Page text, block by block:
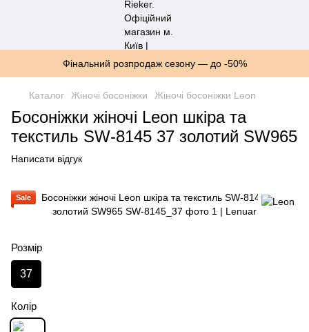
Фінальний розпродаж сезону — до -50%
Каталог Жіночі босоніжки Жіночі босоніжки Leon
Босоніжки жіночі Leon шкіра та
текстиль SW-8145 37 золотий SW965
Написати відгук
Sale
Розмір
37
Колір